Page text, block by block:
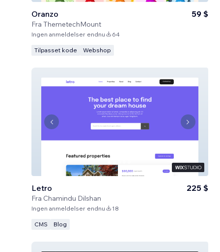
Oranzo
Fra ThemetechMount
59 $
Ingen anmeldelser endnu 64
Tilpasset kode Webshop
Letro
Fra Chamindu Dilshan
225 $
Ingen anmeldelser endnu 18
CMS Blog